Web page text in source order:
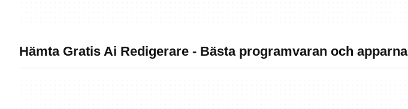
Hämta Gratis Ai Redigerare - Bästa programvaran och apparna